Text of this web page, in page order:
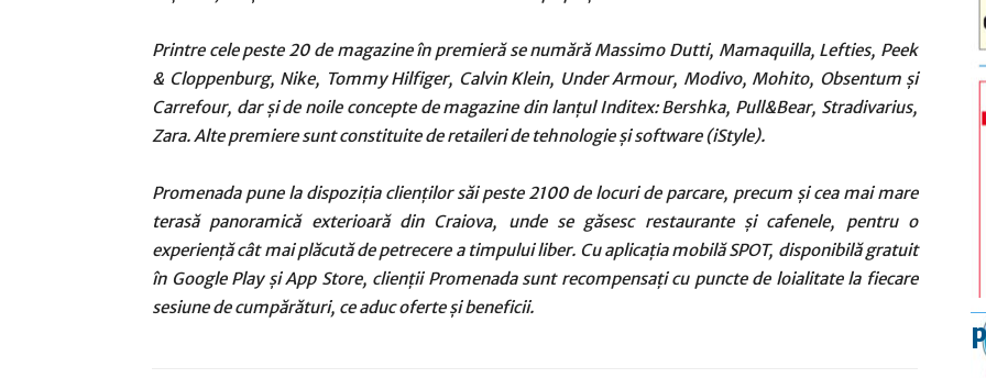
Printre cele peste 20 de magazine în premieră se numără Massimo Dutti, Mamaquilla, Lefties, Peek
& Cloppenburg, Nike, Tommy Hilfiger, Calvin Klein, Under Armour, Modivo, Mohito, Obsentum și
Carrefour, dar și de noile concepte de magazine din lanțul Inditex: Bershka, Pull&Bear, Stradivarius,
Zara. Alte premiere sunt constituite de retaileri de tehnologie și software (iStyle).
Promenada pune la dispoziția clienților săi peste 2100 de locuri de parcare, precum și cea mai mare
terasă panoramică exterioară din Craiova, unde se găsesc restaurante și cafenele, pentru o
experiență cât mai plăcută de petrecere a timpului liber. Cu aplicația mobilă SPOT, disponibilă gratuit
în Google Play și App Store, clienții Promenada sunt recompensați cu puncte de loialitate la fiecare
sesiune de cumpărături, ce aduc oferte și beneficii.